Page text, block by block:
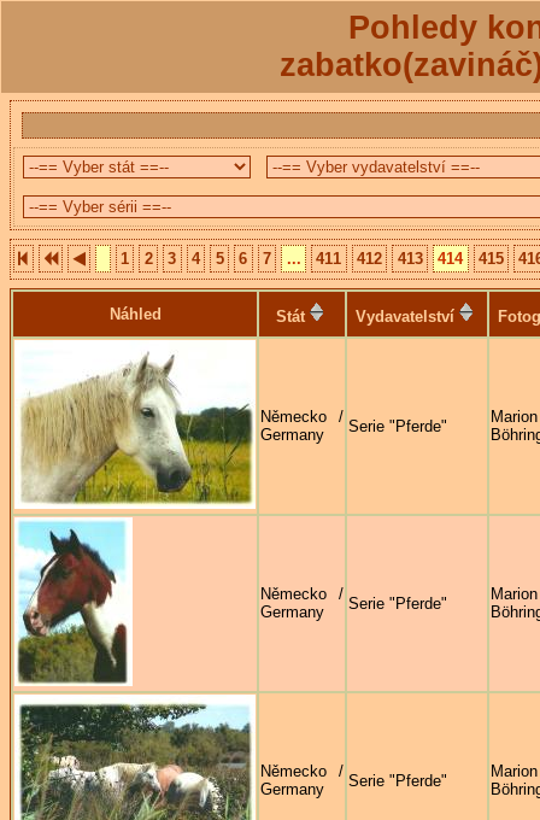
Pohledy
1 2 3 4 5 6 7 ... 411 412 413 414 415
Náhled Stát Vydavatelství
Německo /
Germany
Serie "Pferde"
Marion
Německo /
Germany
Serie "Pferde"
Marion
Německo /
Germany
Serie "Pferde"
Marion